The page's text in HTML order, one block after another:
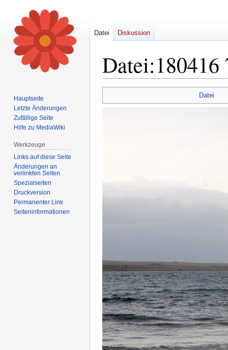
Datei:
Navigation
Suche
Datei
Datei Diskussion
Hauptseite
Letzte Änderungen
Zufällige Seite
Hilfe zu MediaWiki
Werkzeuge
Links auf diese Seite
Änderungen an
verlinkten Seiten
Spezialseiten
Druckversion
Permanenter Link
Seiten­informationen